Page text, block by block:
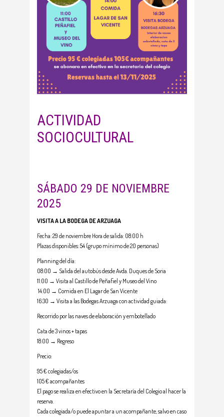
ACTIVIDAD
SOCIOCULTURAL
SÁBADO 29 DE NOVIEMBRE
2025
VISITA A LA BODEGA DE ARZUAGA
Fecha: 29 de noviembre Hora de salida: 08:00 h
Plazas disponibles: 54 (grupo mínimo de 20 personas)
Planning del día:
08:00 → Salida del autobús desde Avda. Duques de Soria
11:00 → Visita al Castillo de Peñafiel y Museo del Vino
️ 14:00 → Comida en El Lagar de San Vicente
16:30 → Visita a las Bodegas Arzuaga con actividad guiada:
Recorrido por las naves de elaboración y embotellado
Cata de 3 vinos + tapas
18:00 → Regreso
Precio:
95 € colegiadas/os
105 € acompañantes
El pago se realiza en efectivo en la Secretaría del Colegio al hacer la
reserva.
Cada colegiada/o puede apuntar a un acompañante, salvo en caso